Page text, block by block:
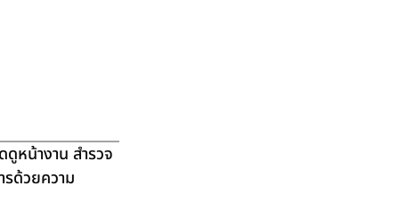
ดูหน้างาน สำรวจ
รด้วยความ